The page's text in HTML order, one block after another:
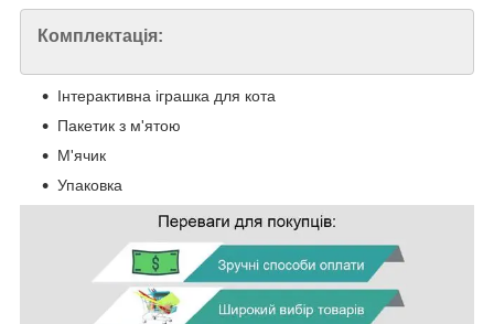
Комплектація:
Інтерактивна іграшка для кота
Пакетик з м'ятою
М'ячик
Упаковка